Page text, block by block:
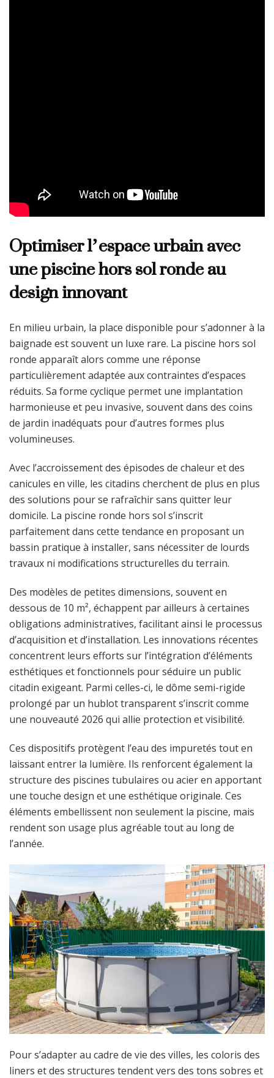
Optimiser l’espace urbain avec
une piscine hors sol ronde au
design innovant
En milieu urbain, la place disponible pour s’adonner à la
baignade est souvent un luxe rare. La piscine hors sol
ronde apparaît alors comme une réponse
particulièrement adaptée aux contraintes d’espaces
réduits. Sa forme cyclique permet une implantation
harmonieuse et peu invasive, souvent dans des coins
de jardin inadéquats pour d’autres formes plus
volumineuses.
Avec l’accroissement des épisodes de chaleur et des
canicules en ville, les citadins cherchent de plus en plus
des solutions pour se rafraîchir sans quitter leur
domicile. La piscine ronde hors sol s’inscrit
parfaitement dans cette tendance en proposant un
bassin pratique à installer, sans nécessiter de lourds
travaux ni modifications structurelles du terrain.
Des modèles de petites dimensions, souvent en
dessous de 10 m², échappent par ailleurs à certaines
obligations administratives, facilitant ainsi le processus
d’acquisition et d’installation. Les innovations récentes
concentrent leurs efforts sur l’intégration d’éléments
esthétiques et fonctionnels pour séduire un public
citadin exigeant. Parmi celles-ci, le dôme semi-rigide
prolongé par un hublot transparent s’inscrit comme
une nouveauté 2026 qui allie protection et visibilité.
Ces dispositifs protègent l’eau des impuretés tout en
laissant entrer la lumière. Ils renforcent également la
structure des piscines tubulaires ou acier en apportant
une touche design et une esthétique originale. Ces
éléments embellissent non seulement la piscine, mais
rendent son usage plus agréable tout au long de
l’année.
Pour s’adapter au cadre de vie des villes, les coloris des
liners et des structures tendent vers des tons sobres et